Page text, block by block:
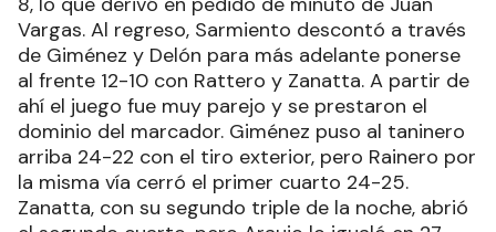
Vargas. Al regreso, Sarmiento descontó a través
de Giménez y Delón para más adelante ponerse
al frente 12-10 con Rattero y Zanatta. A partir de
ahí el juego fue muy parejo y se prestaron el
dominio del marcador. Giménez puso al taninero
arriba 24-22 con el tiro exterior, pero Rainero por
la misma vía cerró el primer cuarto 24-25.
Zanatta, con su segundo triple de la noche, abrió